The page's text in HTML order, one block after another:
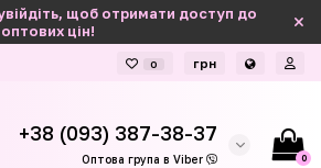
щоб отримати доступ до
оптових цін!
0 грн
+38 (093) 387-38-37
Оптова група в Viber 0